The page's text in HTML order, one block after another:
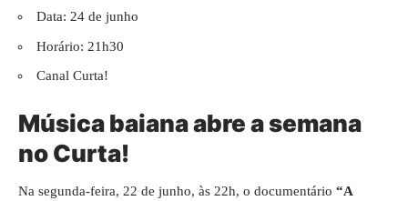
Data: 24 de junho
Horário: 21h30
Canal Curta!
Música baiana abre a semana
no Curta!
Na segunda-feira, 22 de junho, às 22h, o documentário “A